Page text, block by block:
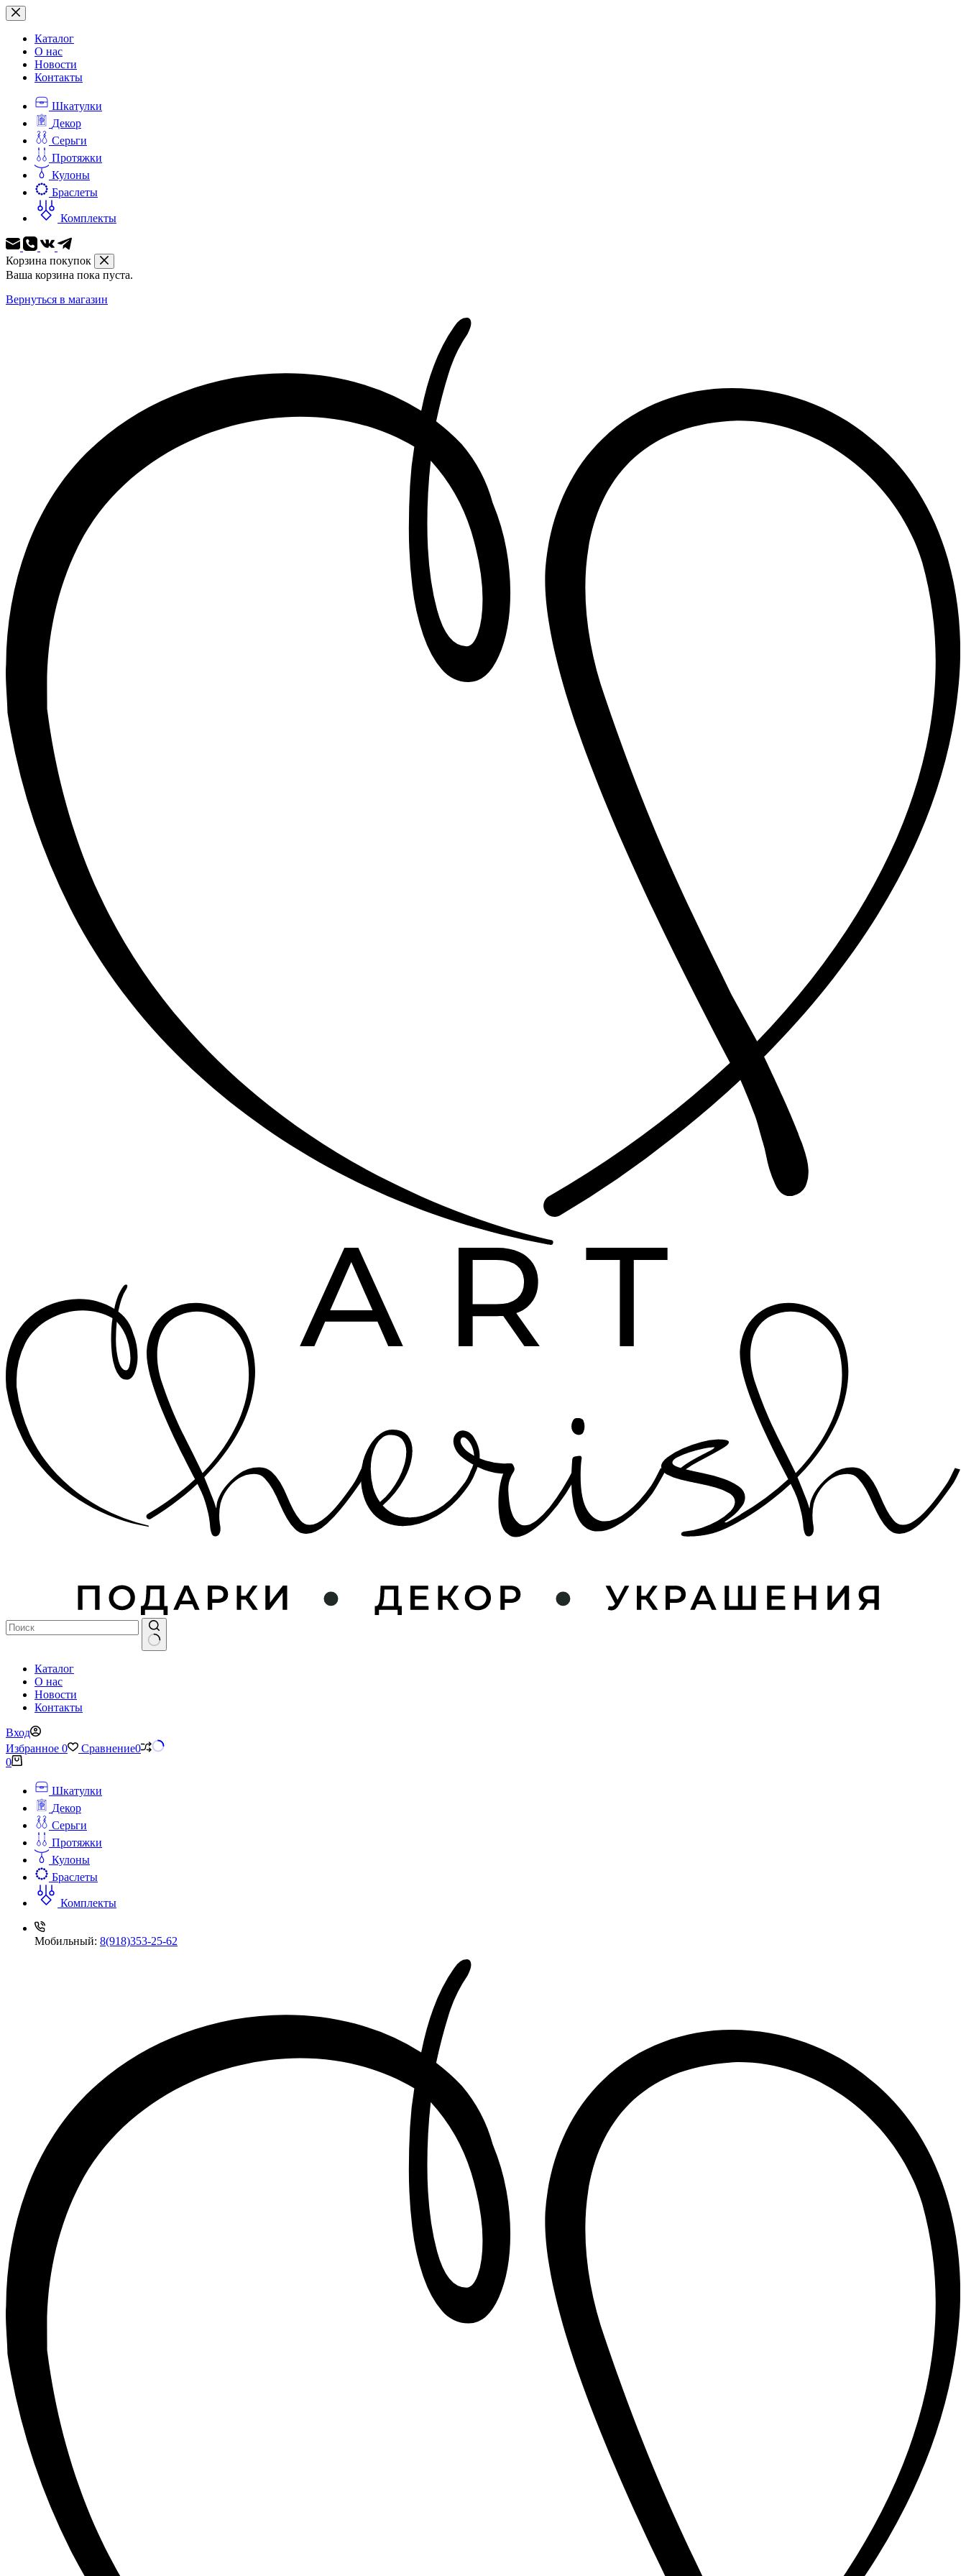
Перейти
к
сути
Каталог
О нас
Новости
Контакты
Шкатулки
Декор
Серьги
Протяжки
Кулоны
Браслеты
Комплекты
Корзина покупок
Ваша корзина пока пуста.
Вернуться в магазин
найдено
Каталог
О нас
Новости
Контакты
Вход
Избранное 0 Сравнение0
Корзина
0
Шкатулки
Декор
Серьги
Протяжки
Кулоны
Браслеты
Комплекты
Мобильный: 8(918)353-25-62